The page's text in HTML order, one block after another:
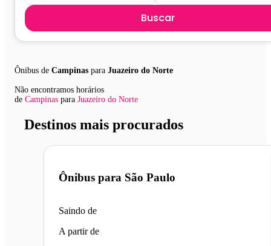
Buscar
Ônibus de Campinas para Juazeiro do Norte
Não encontramos horários
de Campinas para Juazeiro do Norte
Destinos mais procurados
Ônibus para São Paulo
Saindo de
A partir de